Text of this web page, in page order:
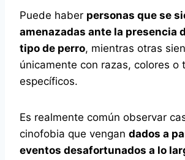
Puede haber personas que se
amenazadas ante la presencia
tipo de perro, mientras otras
únicamente con razas, colores o
específicos.
Es realmente común observar
cinofobia que vengan dados a
eventos desafortunados a lo